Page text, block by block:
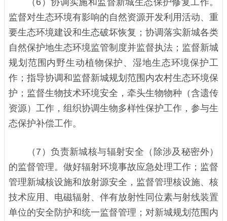
（6）协调实施和监督新城生态保护修复工作。
监督对生态环境有影响的自然资源开发利用活动、重
要生态环境建设和生态破坏恢复；协调落实新城各类
自然保护地生态环境监管制度并监督执法；监督新城
规划范围内野生动植物保护、湿地生态环境保护工
作；指导协调和监督新城规划范围内农村生态环境保
护；监督生物技术环境安全，牵头生物物种（含遗传
资源）工作，组织协调生物多样性保护工作，参与生
态保护补偿工作。
（7）负责新城核与辐射安全（除涉及秘密外）
的监督管理。做好辐射环境事故应急处理工作；监督
管理新城核设施和放射源安全，监督管理核设施、核
技术应用、电磁辐射、伴有放射性同位素与射线装置
单位的安全防护和统一监督管理；对新城规划范围内